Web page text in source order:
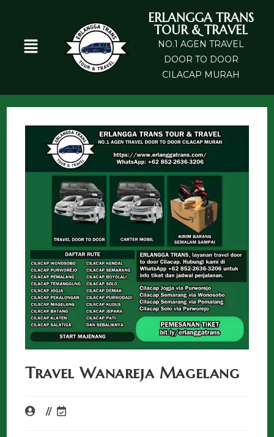
ERLANGGA TRANS
TOUR & TRAVEL
NO.1 AGEN TRAVEL
DOOR TO DOOR
CILACAP MURAH
Travel Wanareja Magelang